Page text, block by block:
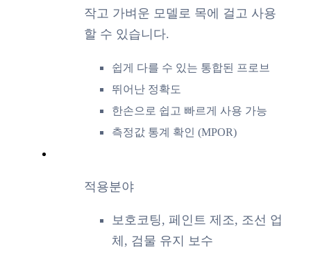
작고 가벼운 모델로 목에 걸고 사용
할 수 있습니다.
쉽게 다를 수 있는 통합된 프로브
뛰어난 정확도
한손으로 쉽고 빠르게 사용 가능
측정값 통계 확인 (MPOR)
적용분야
보호코팅, 페인트 제조, 조선 업
체, 검물 유지 보수